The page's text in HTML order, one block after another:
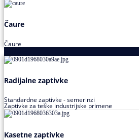
Čaure
Čaure
Radijalne zaptivke
Standardne zaptivke - semerinzi
Zaptivke za teške industrijske primene
Kasetne zaptivke